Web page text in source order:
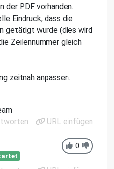
der PDF vorhanden.
Eindruck, dass die
getätigt wurde (dies wird
Zeilennummer gleich
zeitnah anpassen.
URL einfügen
0